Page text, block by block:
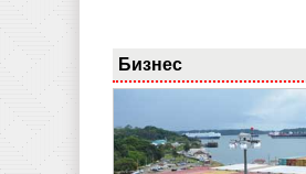
Бизнес